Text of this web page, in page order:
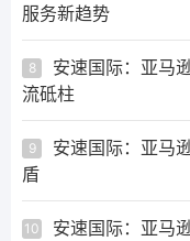
服务新趋势
8
安速国际：亚马
流砥柱
9
安速国际：亚马
盾
10
安速国际：亚马